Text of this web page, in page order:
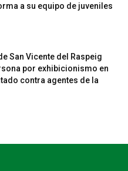
a su equipo de juveniles
San Vicente del Raspeig
por exhibicionismo en
contra agentes de la